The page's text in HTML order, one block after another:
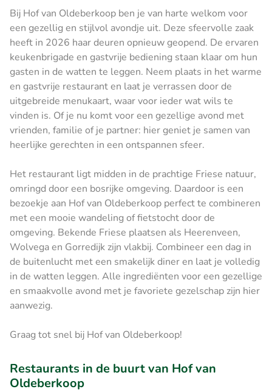
Bij Hof van Oldeberkoop ben je van harte welkom voor
een gezellig en stijlvol avondje uit. Deze sfeervolle zaak
heeft in 2026 haar deuren opnieuw geopend. De ervaren
keukenbrigade en gastvrije bediening staan klaar om hun
gasten in de watten te leggen. Neem plaats in het warme
en gastvrije restaurant en laat je verrassen door de
uitgebreide menukaart, waar voor ieder wat wils te
vinden is. Of je nu komt voor een gezellige avond met
vrienden, familie of je partner: hier geniet je samen van
heerlijke gerechten in een ontspannen sfeer.
Het restaurant ligt midden in de prachtige Friese natuur,
omringd door een bosrijke omgeving. Daardoor is een
bezoekje aan Hof van Oldeberkoop perfect te combineren
met een mooie wandeling of fietstocht door de
omgeving. Bekende Friese plaatsen als Heerenveen,
Wolvega en Gorredijk zijn vlakbij. Combineer een dag in
de buitenlucht met een smakelijk diner en laat je volledig
in de watten leggen. Alle ingrediënten voor een gezellige
en smaakvolle avond met je favoriete gezelschap zijn hier
aanwezig.
Graag tot snel bij ​Hof van Oldeberkoop!
Restaurants in de buurt van Hof van
Oldeberkoop